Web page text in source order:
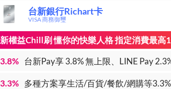
台新銀行Richart卡
VISA 商務御璽
新權益Chill刷 懂你的快樂人格 指定消費最高
3.8% 台新Pay享 3.8% 無上限、LINE Pay
3.3% 多種方案享生活/百貨/餐飲/網購等